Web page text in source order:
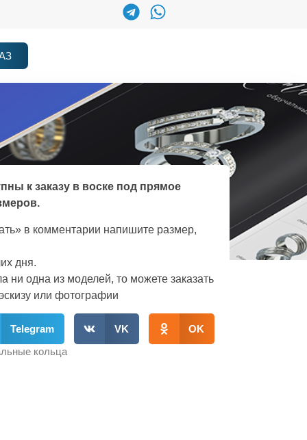
к заказу в воске под прямое
в комментарии напишите размер,
дня.
ни одна из моделей, то можете заказать
или фотографии
Telegram VK
OK
кольца